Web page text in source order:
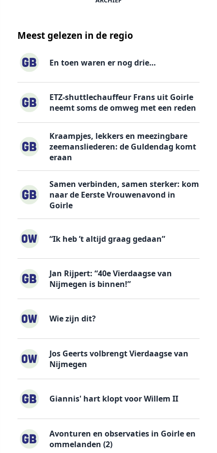
Meest gelezen in de regio
En toen waren er nog drie…
ETZ-shuttlechauffeur Frans uit Goirle
neemt soms de omweg met een reden
Kraampjes, lekkers en meezingbare
zeemansliederen: de Guldendag komt
eraan
Samen verbinden, samen sterker: kom
naar de Eerste Vrouwenavond in
Goirle
“Ik heb ’t altijd graag gedaan”
Jan Rijpert: “40e Vierdaagse van
Nijmegen is binnen!”
Wie zijn dit?
Jos Geerts volbrengt Vierdaagse van
Nijmegen
Giannis' hart klopt voor Willem II
Avonturen en observaties in Goirle en
ommelanden (2)